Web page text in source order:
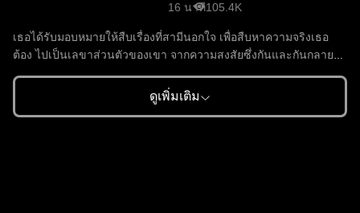
16 นาที105.4K
เธอได้รับมอบหมายให้สืบเรื่องที่สามีนอกใจ เพื่อสืบหาความจริงเธอ
ต้อง ไปเป็นเลขาส่วนตัวของเขา จากความสงสัยซึ่งกันและกันกลาย
เป็นความรัก
ดูเพิ่มเติม